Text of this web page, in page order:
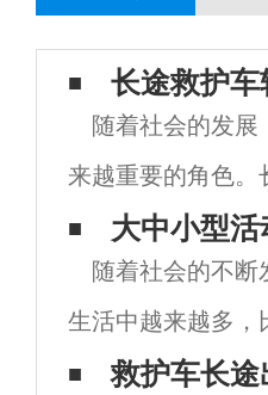
长途救护车
随着社会的发
来越重要的角色
疗机构转移到另
专业的医疗人员
大中小型活
随着社会的不
生活中越来越多，
年会等等，这些
救护车长途